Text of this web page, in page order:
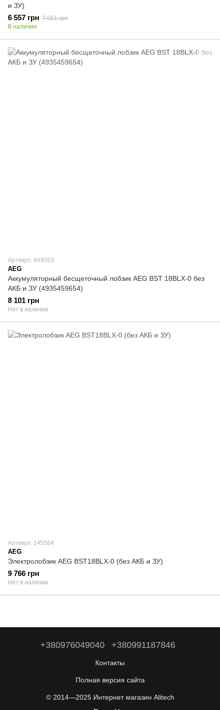
и ЗУ)
6 557 грн 7 051 грн
В наличии
Артикул: 949053
AEG
Аккумуляторный бесщеточный лобзик AEG BST 18BLX-0 без
АКБ и ЗУ (4935459654)
8 101 грн
Нет в наличии
Артикул: 145564
AEG
Электролобзик AEG BST18BLX-0 (без АКБ и ЗУ)
9 766 грн
Нет в наличии
+380976049040 +380991187846
Контакты
Полная версия сайта
© 2014—2025 Интернет магазин Alitech